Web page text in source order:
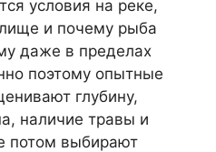
условия на реке,
и почему рыба
даже в пределах
поэтому опытные
глубину,
наличие травы и
потом выбирают